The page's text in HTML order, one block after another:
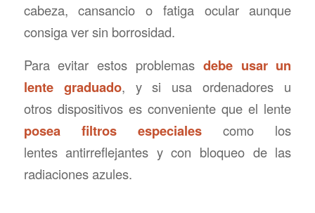
cabeza, cansancio o fatiga ocular aunque
consiga ver sin borrosidad.
Para evitar estos problemas debe usar un
lente graduado, y si usa ordenadores u
otros dispositivos es conveniente que el lente
posea filtros especiales como los
lentes antirreflejantes y con bloqueo de las
radiaciones azules.